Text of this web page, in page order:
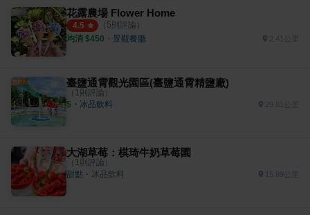
花露農場 Flower Home
4.5 （ 5則評論）
均消 $450 ・ 景觀餐廳
臺鹽通霄觀光園區(臺鹽通霄精鹽廠)
（ 1則評論）
$ ・ 冰品飲料
大湖草莓：棋琦牛奶草莓園
（ 1則評論）
甜點 ・ 冰品飲料 15.89公里